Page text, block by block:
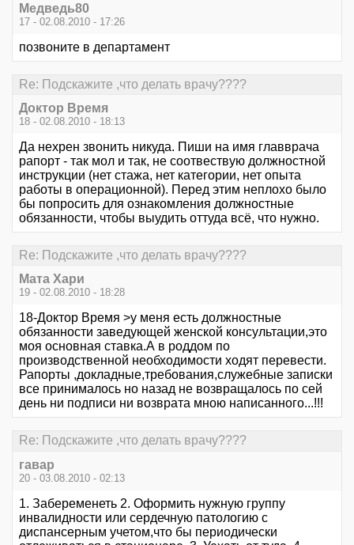
Медведь80
17 - 02.08.2010 - 17:26
позвоните в департамент
Re: Подскажите ,что делать врачу????
Доктор Время
18 - 02.08.2010 - 18:13
Да нехрен звонить никуда. Пиши на имя главврача
рапорт - так мол и так, не соотвествую должностной
инструкции (нет стажа, нет категории, нет опыта
работы в операционной). Перед этим неплохо было
бы попросить для ознакомления должностные
обязанности, чтобы выудить оттуда всё, что нужно.
Re: Подскажите ,что делать врачу????
Мата Хари
19 - 02.08.2010 - 18:28
18-Доктор Время >у меня есть должностные
обязанности заведующей женской консультации,это
моя основная ставка.А в роддом по
производственной необходимости ходят перевести.
Рапорты ,докладные,требования,служебные записки
все принималось но назад не возвращалось по сей
день ни подписи ни возврата мною написанного...!!!
Re: Подскажите ,что делать врачу????
гавар
20 - 03.08.2010 - 02:13
1. Забеременеть 2. Оформить нужную группу
инвалидности или сердечную патологию с
диспансерным учетом,что бы периодически